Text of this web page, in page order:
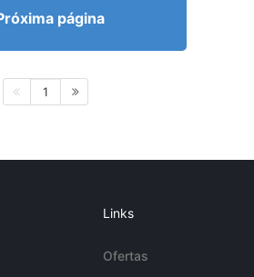
página
1
Links
Ofertas